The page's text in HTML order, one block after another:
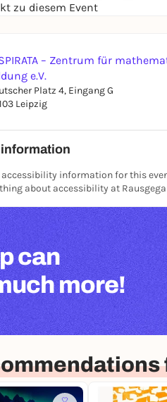
zu diesem Event
– Zentrum für
e.V.
Platz 4, Eingang G
Leipzig
accessibility information for this
about accessibility at
can
more!